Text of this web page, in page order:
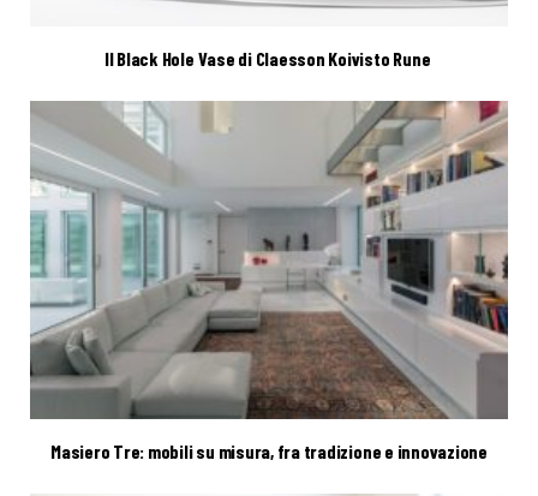
Il Black Hole Vase di Claesson Koivisto Rune
Masiero Tre: mobili su misura, fra tradizione e innovazione